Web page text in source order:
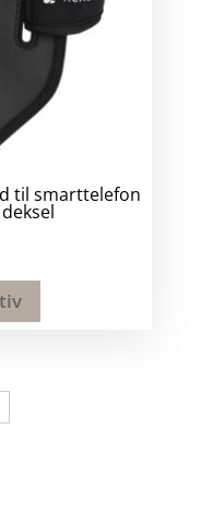
til smarttelefon